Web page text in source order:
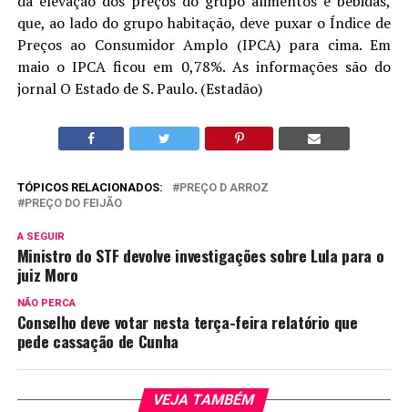
que, ao lado do grupo habitação, deve puxar o Índice de
Preços ao Consumidor Amplo (IPCA) para cima. Em
maio o IPCA ficou em 0,78%. As informações são do
jornal O Estado de S. Paulo. (Estadão)
TÓPICOS RELACIONADOS:
PREÇO D ARROZ
PREÇO DO FEIJÃO
A SEGUIR
Ministro do STF devolve investigações sobre Lula para o
juiz Moro
NÃO PERCA
Conselho deve votar nesta terça-feira relatório que
pede cassação de Cunha
VEJA TAMBÉM